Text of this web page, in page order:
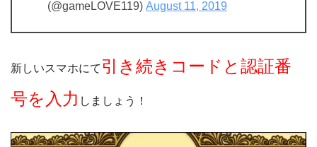
(@gameLOVE119) August 11, 2019
新しいスマホにて 引き続きコードと認証番
号を入力 しましょう！